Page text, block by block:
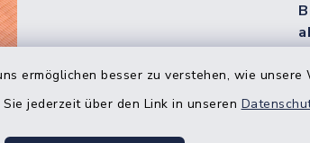
ermöglichen besser zu verstehen, wie
jederzeit über den Link in unseren
Bürgerbüro Hohenwestedt